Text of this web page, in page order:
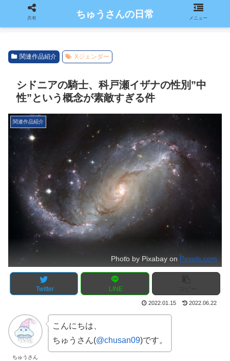
ホーム 関連作品紹介
関連作品紹介 Xジェンダー
シドニアの騎士、科戸瀬イザナの性別”中
性”という概念が素敵すぎる件
関連作品紹介
Photo by Pixabay on Pexels.com
Twitter LINE
2022.01.15 2022.06.22
ちゅうさん
こんにちは、
ちゅうさん(@chusan09)です。
共有 ちゅうさんの日常 メニュー